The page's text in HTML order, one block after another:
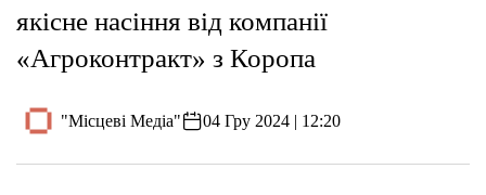
Тексти
якісне насіння від компанії
«Агроконтракт» з Коропа
"Місцеві Медіа" 04 Гру 2024 | 12:20